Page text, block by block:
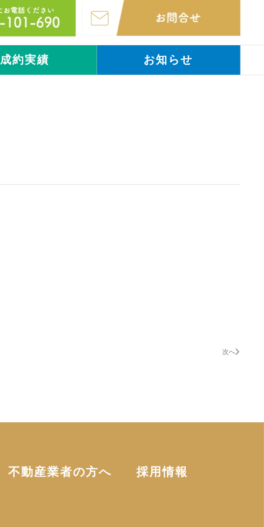
成約実績 お知らせ
次へ
不動産業者の方へ 採用情報